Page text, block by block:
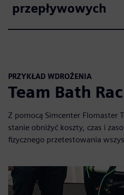
przepływowych
PRZYKŁAD WDROŻENIA
Team Bath
Z pomocą Simcenter Flomaster
stanie obniżyć koszty, czas i
fizycznego przetestowania